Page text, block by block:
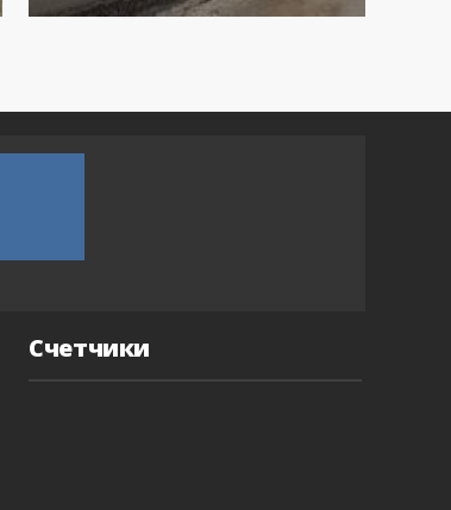
Счетчики